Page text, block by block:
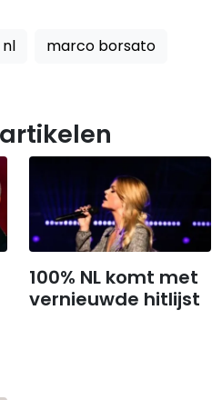
nl
marco borsato
100% NL komt met
vernieuwde hitlijst